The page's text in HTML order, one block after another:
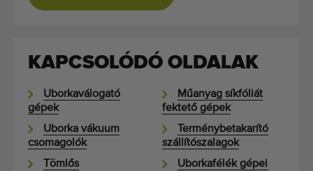
KAPCSOLÓDÓ OLDALAK
Uborkaválogató
gépek
Uborka vákuum
csomagolók
Tömlős
Műanyag síkfóliát
fektető gépek
Terménybetakarító
szállítószalagok
Uborkafélék gépei